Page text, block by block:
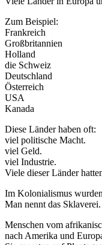
Zum Beispiel:
Frankreich
Großbritannien
Holland
die Schweiz
Deutschland
Österreich
USA
Kanada
Diese Länder haben oft:
viel politische Macht.
viel Geld.
viel Industrie.
Viele dieser Länder
Im Kolonialismus
Man nennt das Sklaverei.
Menschen vom
nach Amerika und